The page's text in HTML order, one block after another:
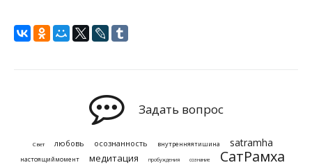
Задать вопрос
Свет любовь осознанность внутренняятишина satramha
настоящиймомент медитация пробуждения сознание СатРамха